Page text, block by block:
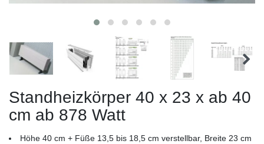
Standheizkörper 40 x 23 x ab 40
cm ab 878 Watt
Höhe 40 cm + Füße 13,5 bis 18,5 cm verstellbar, Breite 23 cm